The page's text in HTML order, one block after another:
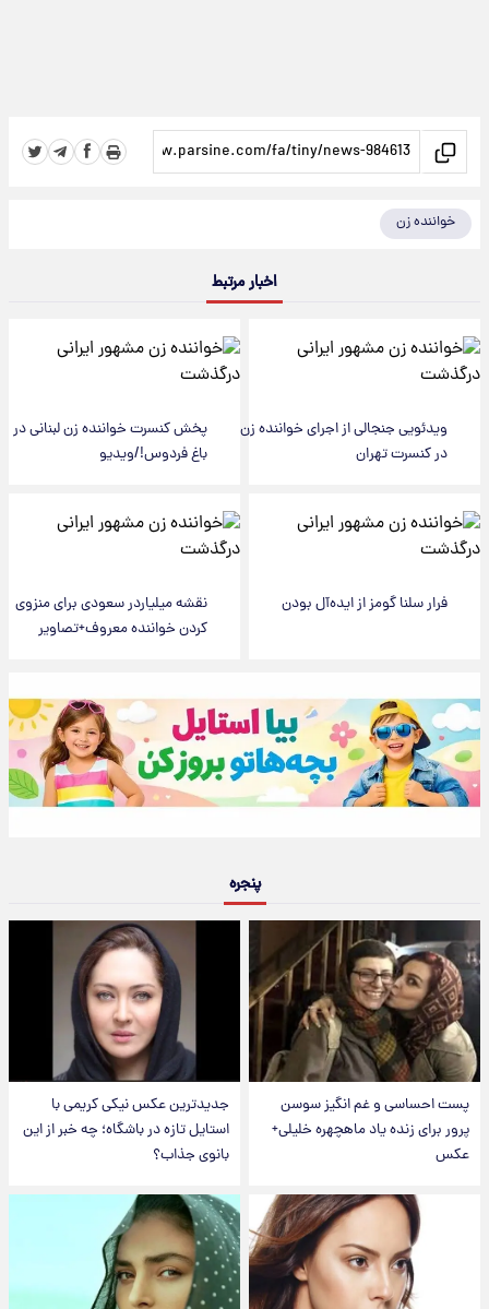
خواننده زن
اخبار مرتبط
ویدئویی جنجالی از اجرای خواننده زن
در کنسرت تهران
پخش کنسرت خواننده زن لبنانی در
باغ فردوس!/ویدیو
فرار سلنا گومز از ایده‌آل بودن
نقشه میلیاردر سعودی برای منزوی
کردن خواننده معروف+تصاویر
پنجره
پست احساسی و غم انگیز سوسن
پرور برای زنده یاد ماهچهره خلیلی+
عکس
جدیدترین عکس نیکی کریمی با
استایل تازه در باشگاه؛ چه خبر از این
بانوی جذاب؟